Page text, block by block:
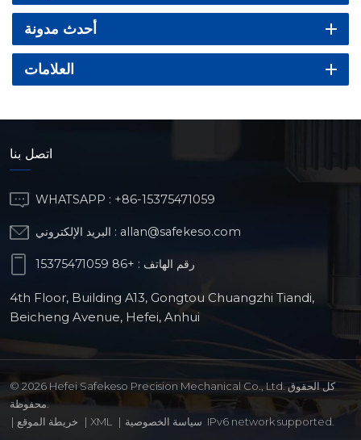
أحدث مدونة
العلامات
اتصل بنا
WHATSAPP : +86-15375471059
البريد الإلكتروني : allan@safekeso.com
رقم الهاتف : +86 15375471059
4th Floor, Building A13, Gongtou Chuangzhi Tiandi,
Beicheng Avenue, Hefei, Anhui
© 2026 Hefei Safekeso Precision Mechanical Co., Ltd. كل الحقوق
محفوظة.
| خريطة الموقع | XML | سياسة الخصوصية IPv6 network supported.